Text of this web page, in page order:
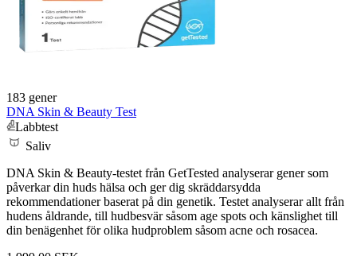
183 gener
DNA Skin & Beauty Test
Labbtest
Saliv
DNA Skin & Beauty-testet från GetTested analyserar gener som
påverkar din huds hälsa och ger dig skräddarsydda
rekommendationer baserat på din genetik. Testet analyserar allt från
hudens åldrande, till hudbesvär såsom age spots och känslighet till
din benägenhet för olika hudproblem såsom acne och rosacea.